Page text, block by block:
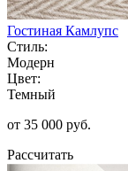
Гостиная Камлупс
Стиль:
Модерн
Цвет:
Темный
от 35 000 руб.
Рассчитать